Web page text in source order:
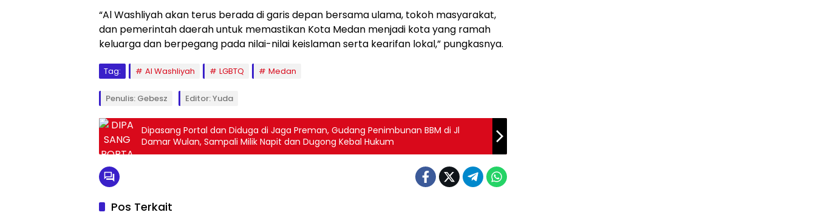
“Al Washliyah akan terus berada di garis depan bersama ulama, tokoh masyarakat,
dan pemerintah daerah untuk memastikan Kota Medan menjadi kota yang ramah
keluarga dan berpegang pada nilai-nilai keislaman serta kearifan lokal,” pungkasnya.
Tag: Al Washliyah LGBTQ Medan
Penulis: Gebesz Editor: Yuda
Dipasang Portal dan Diduga di Jaga Preman, Gudang Penimbunan BBM di Jl
Damar Wulan, Sampali Milik Napit dan Dugong Kebal Hukum
Pos Terkait